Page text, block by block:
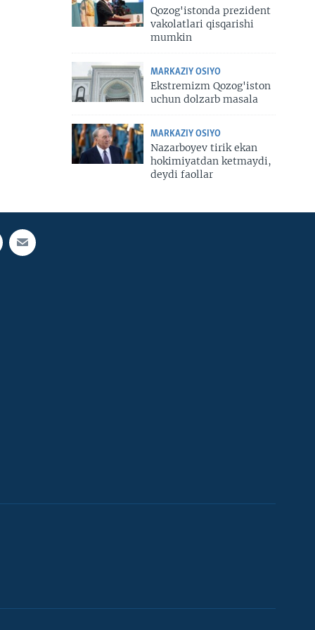
Qozog'istonda prezident
vakolatlari qisqarishi
mumkin
MARKAZIY OSIYO
Ekstremizm Qozog'iston
uchun dolzarb masala
MARKAZIY OSIYO
Nazarboyev tirik ekan
hokimiyatdan ketmaydi,
deydi faollar